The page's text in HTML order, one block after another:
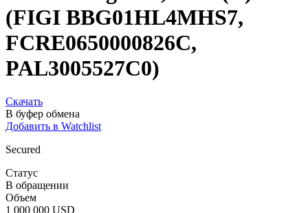
Облигации: Financia Credit,
6.5% 16aug2026, USD (C)
(FIGI BBG01HL4MHS7,
PAL3005527C0)
Скачать
Добавить в Watchlist
Secured